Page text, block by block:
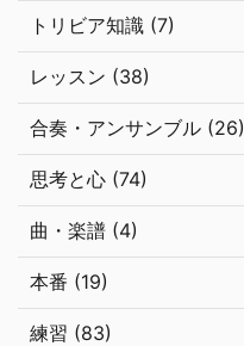
トリビア知識 (7)
レッスン (38)
合奏・アンサンブル (26)
思考と心 (74)
曲・楽譜 (4)
本番 (19)
練習 (83)